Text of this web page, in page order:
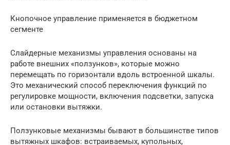
Кнопочное управление применяется в бюджетном
сегменте
Слайдерные механизмы управления основаны на
работе внешних «ползунков», которые можно
перемещать по горизонтали вдоль встроенной шкалы.
Это механический способ переключения функций по
регулировке мощности, включения подсветки, запуска
или остановки вытяжки.
Ползунковые механизмы бывают в большинстве типов
вытяжных шкафов: встраиваемых, купольных,